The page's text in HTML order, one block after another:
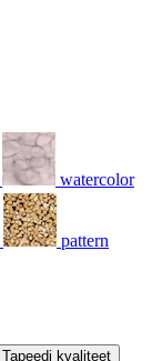
watercolor
pattern
Tapeedi kvaliteet